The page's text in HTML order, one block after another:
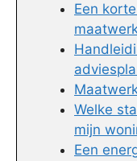
Een
Welke
mijn
Een